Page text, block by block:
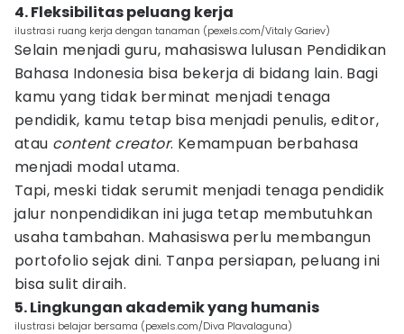
4. Fleksibilitas peluang kerja
ilustrasi ruang kerja dengan tanaman (pexels.com/Vitaly Gariev)
Selain menjadi guru, mahasiswa lulusan Pendidikan
Bahasa Indonesia bisa bekerja di bidang lain. Bagi
kamu yang tidak berminat menjadi tenaga
pendidik, kamu tetap bisa menjadi penulis, editor,
atau content creator. Kemampuan berbahasa
menjadi modal utama.
Tapi, meski tidak serumit menjadi tenaga pendidik
jalur nonpendidikan ini juga tetap membutuhkan
usaha tambahan. Mahasiswa perlu membangun
portofolio sejak dini. Tanpa persiapan, peluang ini
bisa sulit diraih.
5. Lingkungan akademik yang humanis
ilustrasi belajar bersama (pexels.com/Diva Plavalaguna)